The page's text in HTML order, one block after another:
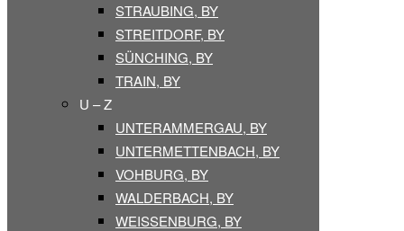
STRAUBING, BY
STREITDORF, BY
SÜNCHING, BY
TRAIN, BY
U – Z
UNTERAMMERGAU, BY
UNTERMETTENBACH, BY
VOHBURG, BY
WALDERBACH, BY
WEISSENBURG, BY